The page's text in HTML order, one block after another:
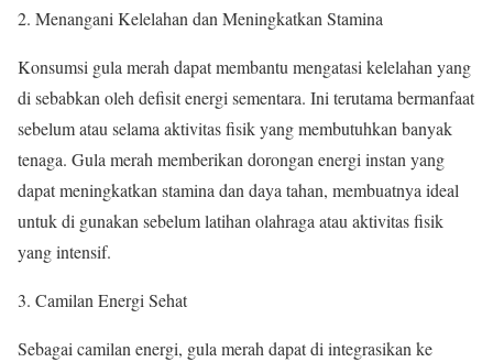
2. Menangani Kelelahan dan Meningkatkan Stamina
Konsumsi gula merah dapat membantu mengatasi kelelahan yang
di sebabkan oleh defisit energi sementara. Ini terutama bermanfaat
sebelum atau selama aktivitas fisik yang membutuhkan banyak
tenaga. Gula merah memberikan dorongan energi instan yang
dapat meningkatkan stamina dan daya tahan, membuatnya ideal
untuk di gunakan sebelum latihan olahraga atau aktivitas fisik
yang intensif.
3. Camilan Energi Sehat
Sebagai camilan energi, gula merah dapat di integrasikan ke